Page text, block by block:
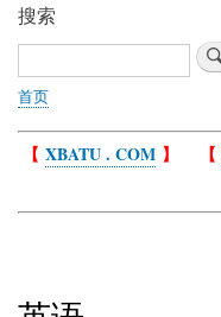
搜索
搜
索
面
包
屑
首页
【 XBATU . COM】 【